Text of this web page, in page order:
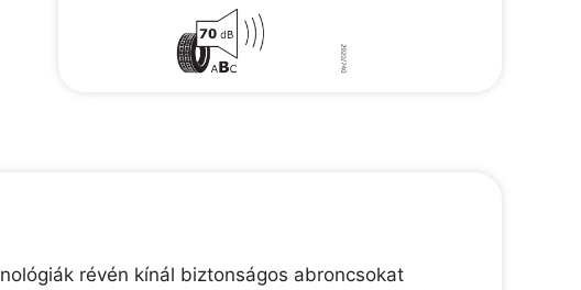
révén kínál biztonságos abroncsokat